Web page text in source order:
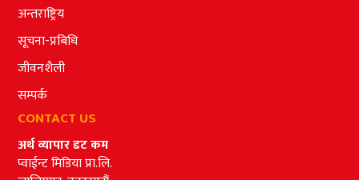
अन्तराष्ट्रिय
सूचना-प्रबिधि
जीवनशैली
सम्पर्क
CONTACT US
अर्थ व्यापार डट कम
प्वाईन्ट मिडिया प्रा.लि.